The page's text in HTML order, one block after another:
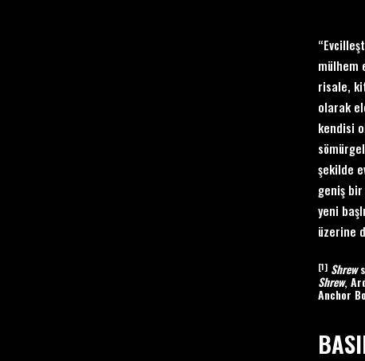
mülhem
risale,
olarak
kendisi
şekilde
geniş
yeni
üzerine
[1] Shrew
Shrew,
Anchor